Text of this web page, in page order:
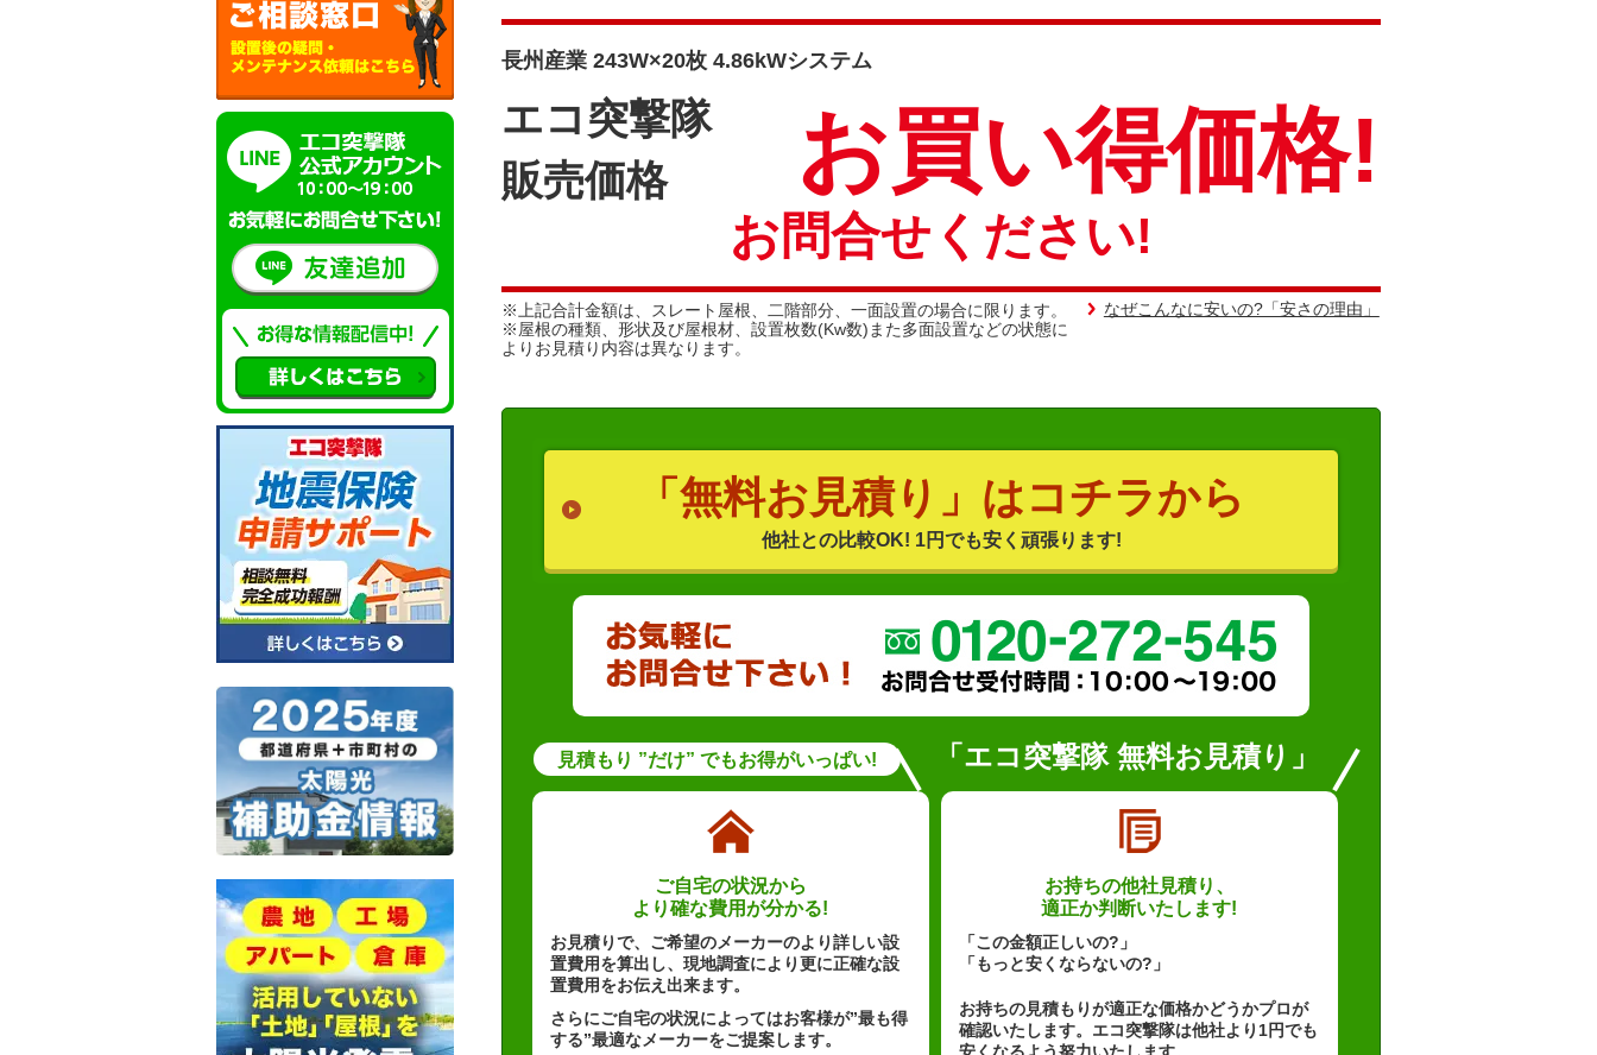
長州産業 243W×20枚 4.86kWシステム
エコ突撃隊
販売価格
お買い得価格!
お問合せください!
※上記合計金額は、スレート屋根、二階部分、一面設置の場合に限ります。
※屋根の種類、形状及び屋根材、設置枚数(Kw数)また多面設置などの状態に
よりお見積り内容は異なります。
なぜこんなに安いの?「安さの理由」
「無料お見積り」はコチラから
他社との比較OK! 1円でも安く頑張ります!
見積もり ”だけ” でもお得がいっぱい! 「エコ突撃隊 無料お見積り」
ご自宅の状況から
より確な費用が分かる!
お見積りで、ご希望のメーカーのより詳しい設
置費用を算出し、現地調査により更に正確な設
置費用をお伝え出来ます。
さらにご自宅の状況によってはお客様が”最も得
する”最適なメーカーをご提案します。
お持ちの他社見積り、
適正か判断いたします!
「この金額正しいの?」
「もっと安くならないの?」
お持ちの見積もりが適正な価格かどうかプロが
確認いたします。エコ突撃隊は他社より1円でも